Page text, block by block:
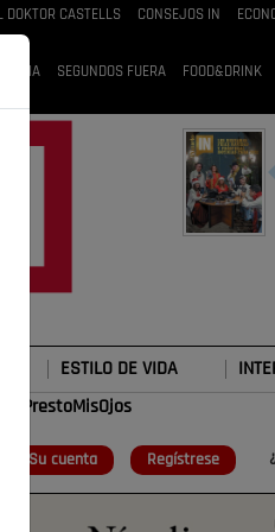
DOKTOR CASTELLS CONSEJOS IN
RUBIA SEGUNDOS FUERA FOOD&DRINK
ESTILO DE VIDA
Su cuenta Regístrese